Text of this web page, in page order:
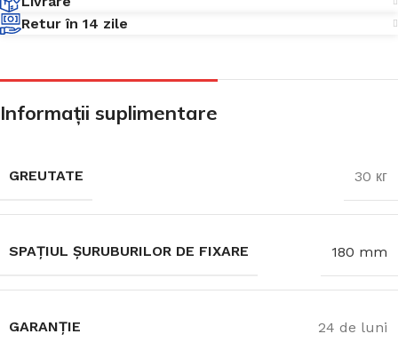
Retur în 14 zile
Informații suplimentare
GREUTATE 30 кг
SPAȚIUL ȘURUBURILOR DE FIXARE 180 mm
GARANȚIE 24 de luni